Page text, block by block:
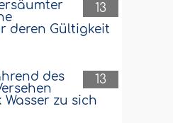
13
deren Gültigkeit
13
des
zu sich